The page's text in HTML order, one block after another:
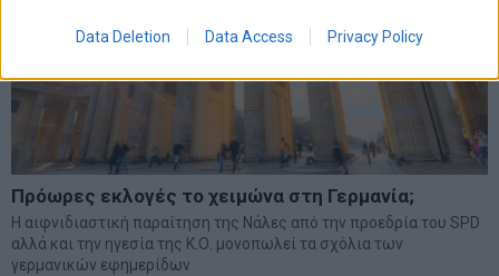
Data Deletion Data Access Privacy Policy
Πρόωρες εκλογές το χειμώνα στη Γερμανία;
Η αιφνιδιαστική παραίτηση της Νάλες από την προεδρία του SPD
αλλά και την ηγεσία της Κ.Ο. μονοπωλεί τα σχόλια των
γερμανικών εφημερίδων